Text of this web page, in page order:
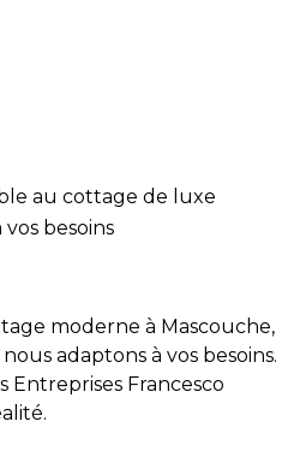
au cottage de luxe
besoins
moderne à Mascouche,
adaptons à vos besoins.
Francesco